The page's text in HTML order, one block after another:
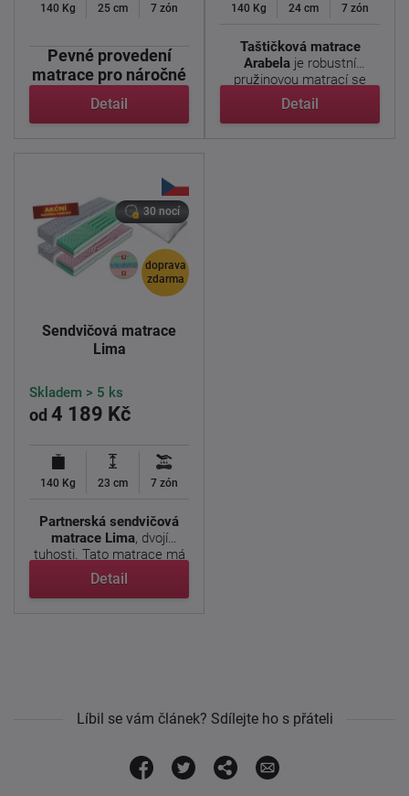
doprava
zdarma
30 nocí
Sendvičová matrace
Lima
od 4 189 Kč
Skladem > 5 ks
140 Kg 23 cm 7 zón
Partnerská sendvičová
matrace Lima, dvojí
tuhosti. Tato matrace má
...
Detail
140 Kg 25 cm 7 zón
Pevné provedení
matrace pro náročné
Helena.
Helena je bytelná ...
Detail
140 Kg 24 cm 7 zón
Taštičková matrace
Arabela je robustní
pružinovou matrací se
systémem ...
Detail
Líbil se vám článek? Sdílejte ho s přáteli